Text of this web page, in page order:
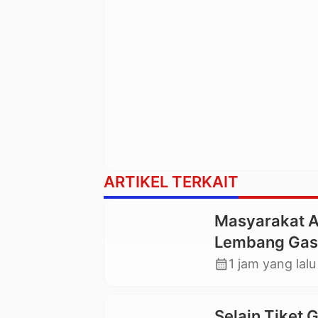
ARTIKEL TERKAIT
Masyarakat
Lembang
Mengkendek
yang Rusak
calendar_month1 jam yang lalu